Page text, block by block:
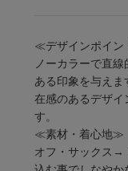
≪デザインポイ
ノーカラーで直
ある印象を与え
在感のあるデザイ
す。
≪素材・着心地≫
オフ・サックス→